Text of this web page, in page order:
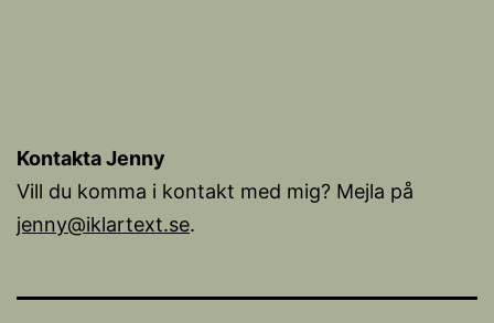
Kontakta Jenny
Vill du komma i kontakt med mig? Mejla på
jenny@iklartext.se.